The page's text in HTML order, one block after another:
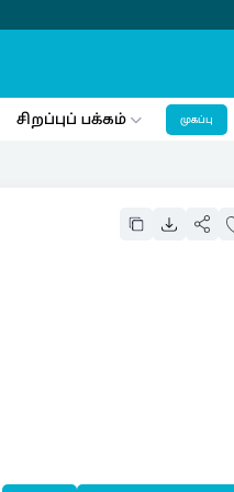
சிறப்புப் பக்கம் முகப்பு